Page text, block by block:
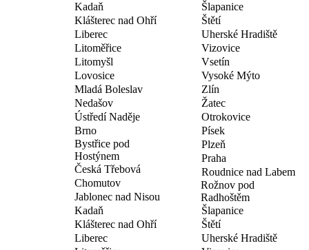
Kadaň
Klášterec nad Ohří
Liberec
Litoměřice
Litomyšl
Lovosice
Mladá Boleslav
Nedašov
Šlapanice
Štětí
Uherské Hradiště
Vizovice
Vsetín
Vysoké Mýto
Zlín
Žatec
Ústředí Naděje
Brno
Bystřice pod
Hostýnem
Česká Třebová
Chomutov
Jablonec nad Nisou
Kadaň
Klášterec nad Ohří
Liberec
Otrokovice
Písek
Plzeň
Praha
Roudnice nad Labem
Rožnov pod
Radhoštěm
Šlapanice
Štětí
Uherské Hradiště